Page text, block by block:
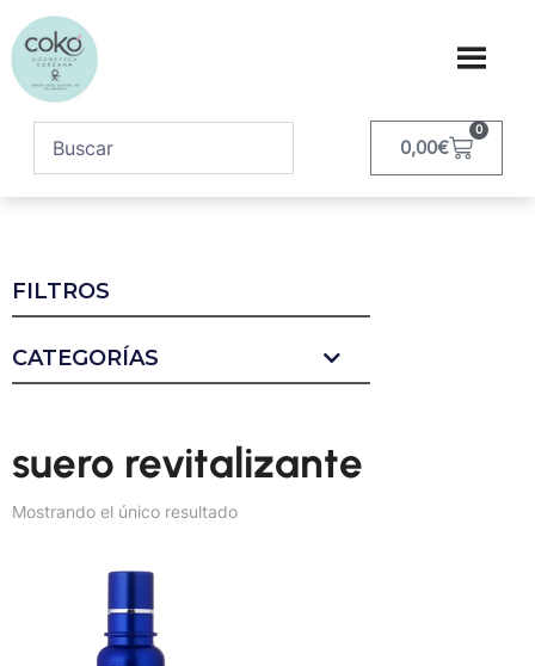
0,00€
0
FILTROS
CATEGORÍAS
suero revitalizante
Mostrando el único resultado